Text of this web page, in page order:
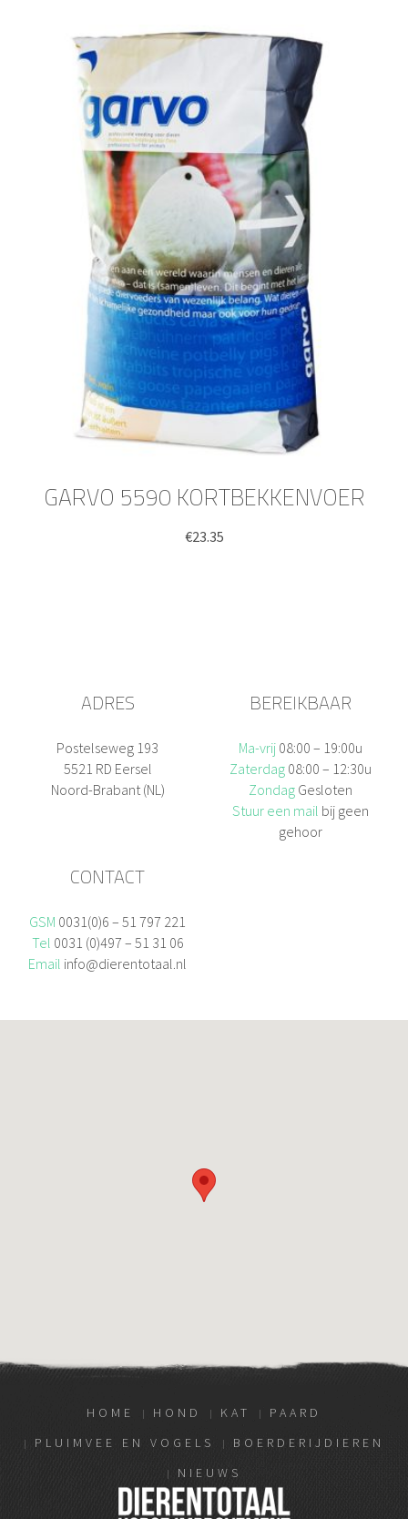
GARVO 5590 KORTBEKKENVOER
€23.35
ADRES
Postelseweg 193
5521 RD Eersel
Noord-Brabant (NL)
BEREIKBAAR
Ma-vrij 08:00 – 19:00u
Zaterdag 08:00 – 12:30u
Zondag Gesloten
Stuur een mail bij geen
gehoor
CONTACT
GSM 0031(0)6 – 51 797 221
Tel 0031 (0)497 – 51 31 06
Email info@dierentotaal.nl
HOME HOND KAT
PAARD
PLUIMVEE EN VOGELS
BOERDERIJDIEREN
NIEUWS